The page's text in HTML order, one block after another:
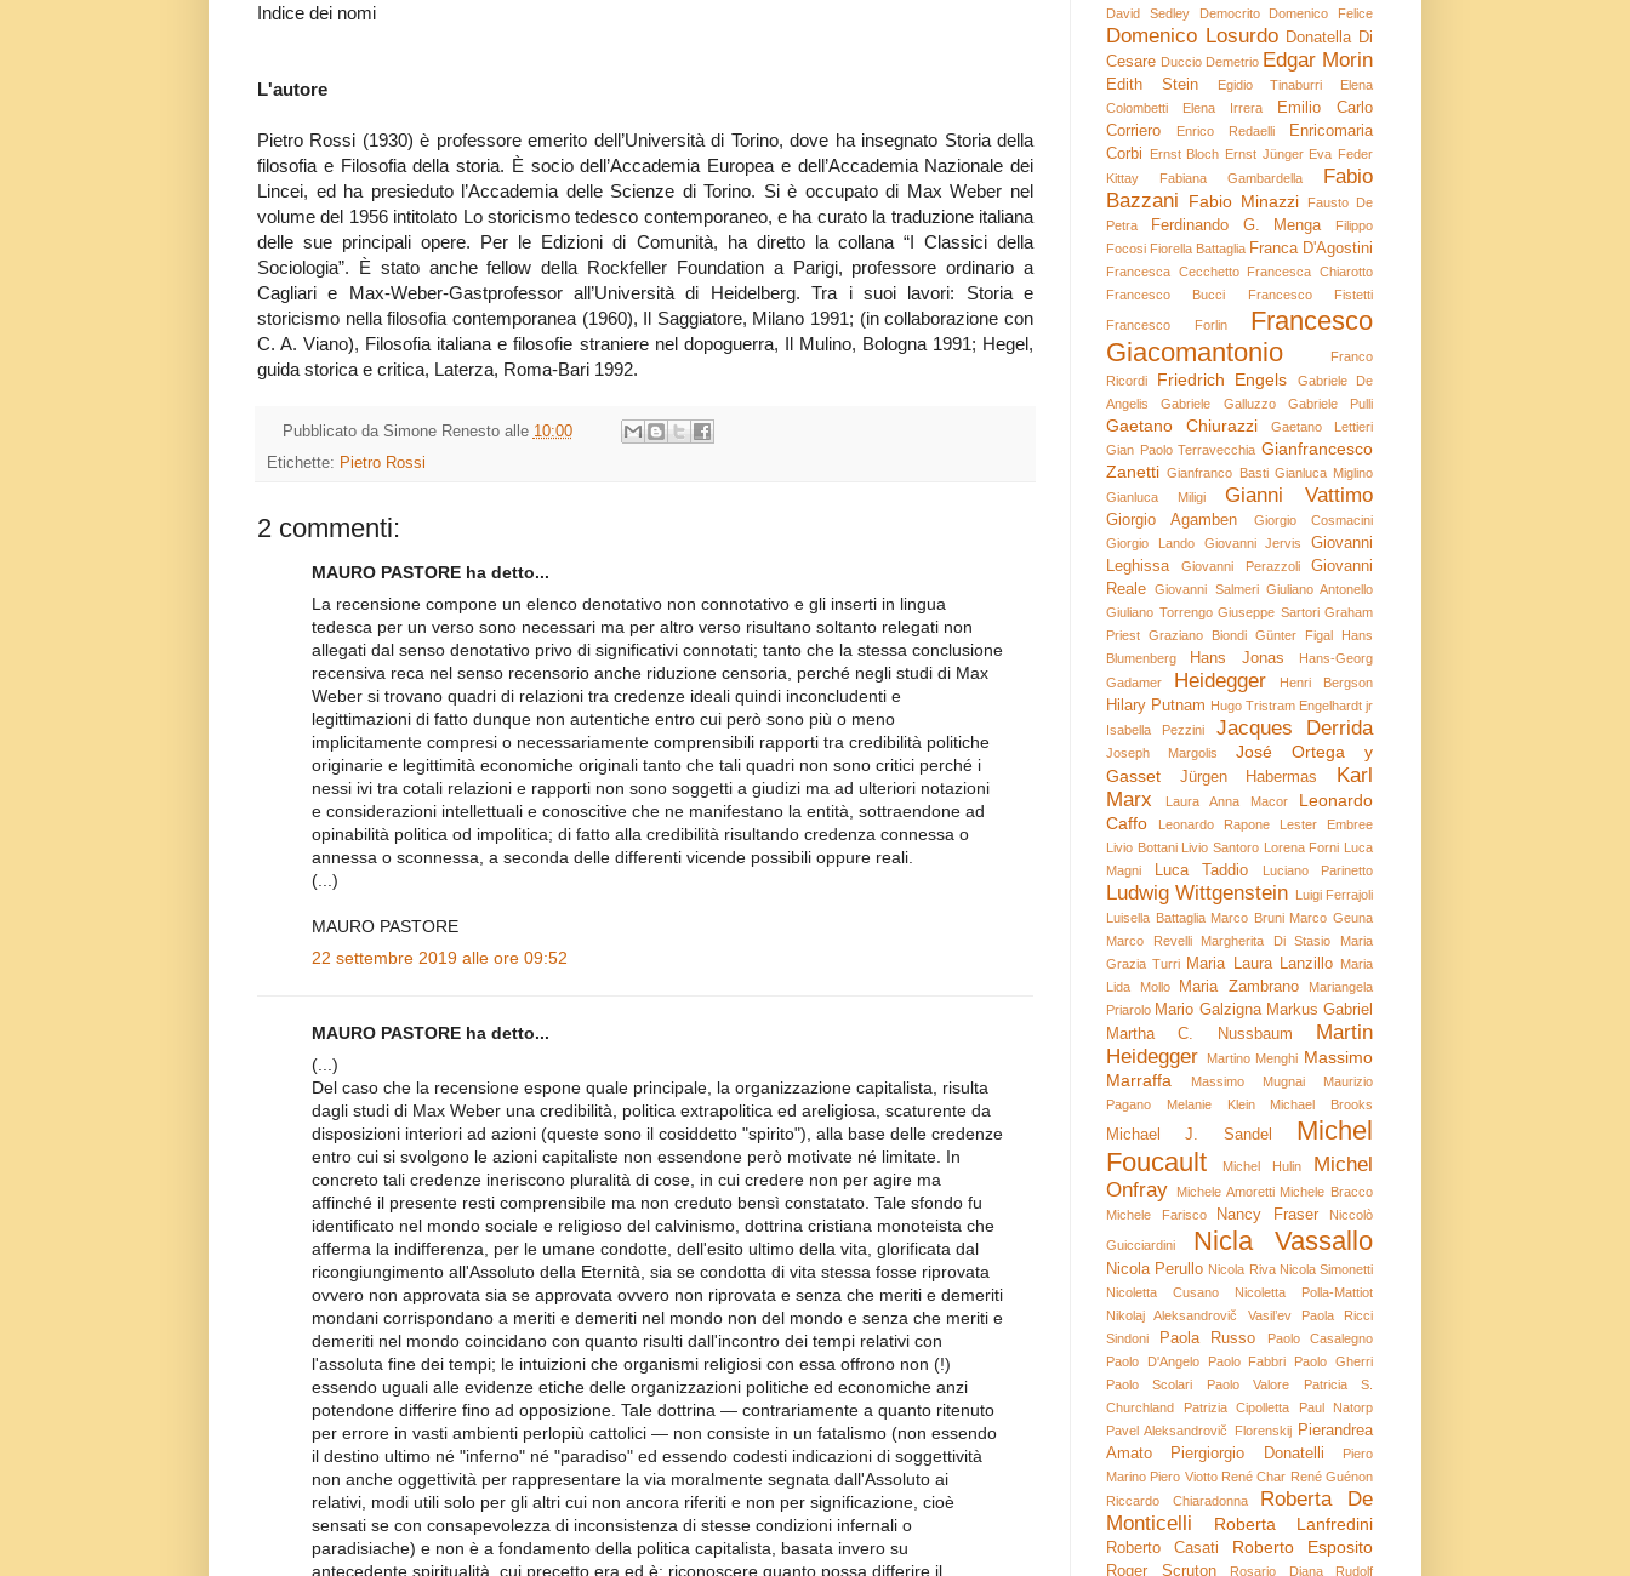
Indice dei nomi
L'autore
Pietro Rossi (1930) è professore emerito dell’Università di Torino, dove ha insegnato Storia della
filosofia e Filosofia della storia. È socio dell’Accademia Europea e dell’Accademia Nazionale dei
Lincei, ed ha presieduto l’Accademia delle Scienze di Torino. Si è occupato di Max Weber nel
volume del 1956 intitolato Lo storicismo tedesco contemporaneo, e ha curato la traduzione italiana
delle sue principali opere. Per le Edizioni di Comunità, ha diretto la collana “I Classici della
Sociologia”. È stato anche fellow della Rockfeller Foundation a Parigi, professore ordinario a
Cagliari e Max-Weber-Gastprofessor all’Università di Heidelberg. Tra i suoi lavori: Storia e
storicismo nella filosofia contemporanea (1960), Il Saggiatore, Milano 1991; (in collaborazione con
C. A. Viano), Filosofia italiana e filosofie straniere nel dopoguerra, Il Mulino, Bologna 1991; Hegel,
guida storica e critica, Laterza, Roma-Bari 1992.
Pubblicato da Simone Renesto alle 10:00
Etichette: Pietro Rossi
2 commenti:
MAURO PASTORE ha detto...
La recensione compone un elenco denotativo non connotativo e gli inserti in lingua
tedesca per un verso sono necessari ma per altro verso risultano soltanto relegati non
allegati dal senso denotativo privo di significativi connotati; tanto che la stessa conclusione
recensiva reca nel senso recensorio anche riduzione censoria, perché negli studi di Max
Weber si trovano quadri di relazioni tra credenze ideali quindi inconcludenti e
legittimazioni di fatto dunque non autentiche entro cui però sono più o meno
implicitamente compresi o necessariamente comprensibili rapporti tra credibilità politiche
originarie e legittimità economiche originali tanto che tali quadri non sono critici perché i
nessi ivi tra cotali relazioni e rapporti non sono soggetti a giudizi ma ad ulteriori notazioni
e considerazioni intellettuali e conoscitive che ne manifestano la entità, sottraendone ad
opinabilità politica od impolitica; di fatto alla credibilità risultando credenza connessa o
annessa o sconnessa, a seconda delle differenti vicende possibili oppure reali.
(...)
MAURO PASTORE
22 settembre 2019 alle ore 09:52
MAURO PASTORE ha detto...
(...)
Del caso che la recensione espone quale principale, la organizzazione capitalista, risulta
dagli studi di Max Weber una credibilità, politica extrapolitica ed areligiosa, scaturente da
disposizioni interiori ad azioni (queste sono il cosiddetto "spirito"), alla base delle credenze
entro cui si svolgono le azioni capitaliste non essendone però motivate né limitate. In
concreto tali credenze ineriscono pluralità di cose, in cui credere non per agire ma
affinché il presente resti comprensibile ma non creduto bensì constatato. Tale sfondo fu
identificato nel mondo sociale e religioso del calvinismo, dottrina cristiana monoteista che
afferma la indifferenza, per le umane condotte, dell'esito ultimo della vita, glorificata dal
ricongiungimento all'Assoluto della Eternità, sia se condotta di vita stessa fosse riprovata
ovvero non approvata sia se approvata ovvero non riprovata e senza che meriti e demeriti
mondani corrispondano a meriti e demeriti nel mondo non del mondo e senza che meriti e
demeriti nel mondo coincidano con quanto risulti dall'incontro dei tempi relativi con
l'assoluta fine dei tempi; le intuizioni che organismi religiosi con essa offrono non (!)
essendo uguali alle evidenze etiche delle organizzazioni politiche ed economiche anzi
potendone differire fino ad opposizione. Tale dottrina — contrariamente a quanto ritenuto
per errore in vasti ambienti perlopiù cattolici — non consiste in un fatalismo (non essendo
il destino ultimo né "inferno" né "paradiso" ed essendo codesti indicazioni di soggettività
non anche oggettività per rappresentare la via moralmente segnata dall'Assoluto ai
relativi, modi utili solo per gli altri cui non ancora riferiti e non per significazione, cioè
sensati se con consapevolezza di inconsistenza di stesse condizioni infernali o
paradisiache) e non è a fondamento della politica capitalista, basata invero su
antecedente spiritualità, cui precetto era ed è: riconoscere quanto possa differire il
David Sedley
Democrito Domenico Felice
Domenico Losurdo Donatella Di
Cesare Duccio Demetrio Edgar Morin
Edith Stein Egidio Tinaburri
Elena
Colombetti
Elena Irrera
Emilio Carlo
Corriero
Enrico Redaelli
Enricomaria
Corbi
Ernst Bloch Ernst Jünger Eva Feder
Kittay
Fabiana Gambardella
Fabio
Bazzani
Fabio Minazzi
Fausto De
Petra
Ferdinando G. Menga
Filippo
Focosi Fiorella Battaglia Franca D'Agostini
Francesca Cecchetto
Francesca Chiarotto
Francesco Bucci
Francesco Fistetti
Francesco Forlin
Francesco
Giacomantonio
Franco
Ricordi
Friedrich Engels
Gabriele De
Angelis
Gabriele Galluzzo Gabriele Pulli
Gaetano Chiurazzi
Gaetano Lettieri
Gian Paolo Terravecchia Gianfrancesco
Zanetti Gianfranco Basti Gianluca Miglino
Gianluca Miligi
Gianni Vattimo
Giorgio Agamben
Giorgio Cosmacini
Giorgio Lando
Giovanni Jervis
Giovanni
Leghissa
Giovanni Perazzoli
Giovanni
Reale
Giovanni Salmeri Giuliano Antonello
Giuliano Torrengo Giuseppe Sartori Graham
Priest Graziano Biondi Günter Figal
Hans
Blumenberg
Hans Jonas
Hans-Georg
Gadamer
Heidegger Henri Bergson
Hilary Putnam Hugo Tristram Engelhardt jr
Isabella Pezzini
Jacques Derrida
Joseph Margolis
José Ortega y
Gasset
Jürgen Habermas
Karl
Marx
Laura Anna Macor
Leonardo
Caffo
Leonardo Rapone
Lester Embree
Livio Bottani Livio Santoro Lorena Forni Luca
Magni
Luca Taddio Luciano Parinetto
Ludwig Wittgenstein Luigi Ferrajoli
Luisella Battaglia Marco Bruni Marco Geuna
Marco Revelli
Margherita Di Stasio
Maria
Grazia Turri Maria Laura Lanzillo Maria
Lida Mollo
Maria Zambrano
Mariangela
Priarolo Mario Galzigna Markus Gabriel
Martha C. Nussbaum
Martin
Heidegger
Martino Menghi Massimo
Marraffa
Massimo Mugnai
Maurizio
Pagano
Melanie Klein Michael Brooks
Michael J. Sandel
Michel
Foucault
Michel Hulin
Michel
Onfray
Michele Amoretti Michele Bracco
Michele Farisco
Nancy Fraser Niccolò
Guicciardini Nicla Vassallo
Nicola Perullo Nicola Riva Nicola Simonetti
Nicoletta Cusano
Nicoletta Polla-Mattiot
Nikolaj Aleksandrovič Vasil’ev
Paola Ricci
Sindoni
Paola Russo
Paolo Casalegno
Paolo D'Angelo
Paolo Fabbri
Paolo Gherri
Paolo Scolari
Paolo Valore
Patricia S.
Churchland
Patrizia Cipolletta
Paul Natorp
Pavel Aleksandrovič Florenskij
Pierandrea
Amato
Piergiorgio Donatelli
Piero
Marino Piero Viotto René Char René Guénon
Riccardo Chiaradonna
Roberta De
Monticelli
Roberta Lanfredini
Roberto Casati Roberto Esposito
Roger Scruton Rosario Diana Rudolf